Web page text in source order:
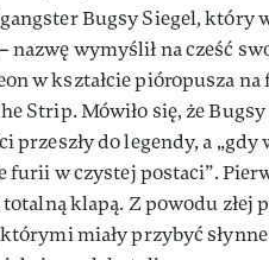
Bugsy Siegel, który
nazwę wymyślił na cześć
w kształcie pióropusza
Strip. Mówiło się, że
przeszły do legendy, a „gdy
furii w czystej postaci”.
klapą. Z powodu złej
miały przybyć